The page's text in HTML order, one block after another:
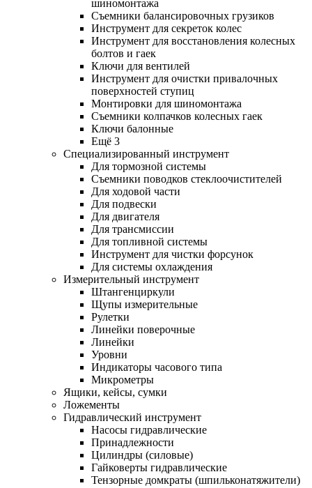
шиномонтажа
Съемники балансировочных грузиков
Инструмент для секреток колес
Инструмент для восстановления колесных
болтов и гаек
Ключи для вентилей
Инструмент для очистки привалочных
поверхностей ступиц
Монтировки для шиномонтажа
Съемники колпачков колесных гаек
Ключи балонные
Ещё 3
Специализированный инструмент
Для тормозной системы
Съемники поводков стеклоочистителей
Для ходовой части
Для подвески
Для двигателя
Для трансмиссии
Для топливной системы
Инструмент для чистки форсунок
Для системы охлаждения
Измерительный инструмент
Штангенциркули
Щупы измерительные
Рулетки
Линейки поверочные
Линейки
Уровни
Индикаторы часового типа
Микрометры
Ящики, кейсы, сумки
Ложементы
Гидравлический инструмент
Насосы гидравлические
Принадлежности
Цилиндры (силовые)
Гайковерты гидравлические
Тензорные домкраты (шпильконатяжители)